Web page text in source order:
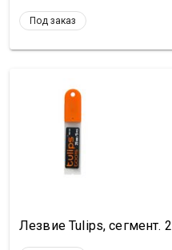
Под заказ
Лезвие Tulips, сегмент.